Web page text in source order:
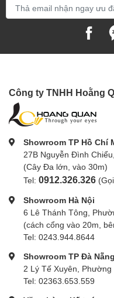
dành cho máy ảnh Fujifilm X
sản phẩm chính hãng và hỗ
qua website. Ngoài ra, để
cũng có các showroom tại
Công ty TNHH Hoằng
Showroom TP Hồ Chí
27B Nguyễn Đình
(Cây Đa lớn, vào 30m)
Tel: 0912.326.326
Showroom Hà Nội
6 Lê Thánh Tông,
(cách cổng vào 20m,
Tel: 0243.944.8644
Showroom TP Đà Nẵng
2 Lý Tế Xuyên, Phường
Tel: 02363.653.559